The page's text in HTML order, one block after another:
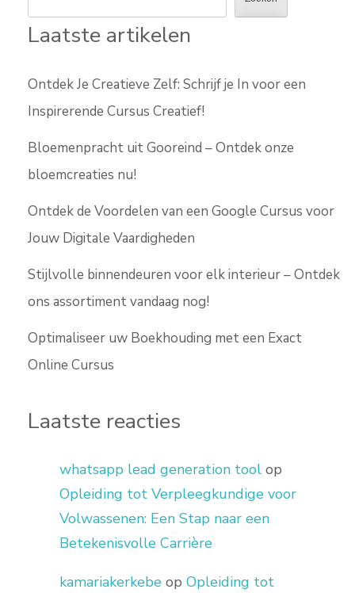
Laatste artikelen
Ontdek Je Creatieve Zelf: Schrijf je In voor een
Inspirerende Cursus Creatief!
Bloemenpracht uit Gooreind – Ontdek onze
bloemcreaties nu!
Ontdek de Voordelen van een Google Cursus voor
Jouw Digitale Vaardigheden
Stijlvolle binnendeuren voor elk interieur – Ontdek
ons assortiment vandaag nog!
Optimaliseer uw Boekhouding met een Exact
Online Cursus
Laatste reacties
whatsapp lead generation tool op
Opleiding tot Verpleegkundige voor
Volwassenen: Een Stap naar een
Betekenisvolle Carrière
kamariakerkebe op Opleiding tot